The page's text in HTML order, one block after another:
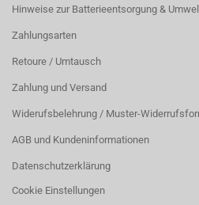
Hinweise zur Batterieentsorgung &
Zahlungsarten
Retoure / Umtausch
Zahlung und Versand
Widerufsbelehrung / Muster-
AGB und Kundeninformationen
Datenschutzerklärung
Cookie Einstellungen